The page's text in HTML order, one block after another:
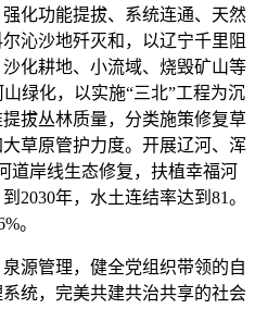
化功能提拔、系统连通、天然
沁沙地歼灭和，以辽宁千里阻
化耕地、小流域、烧毁矿山等
绿化，以实施“三北”工程为沉
拔丛林质量，分类施策修复草
草原管护力度。开展辽河、浑
道岸线生态修复，扶植幸福河
2030年，水土连结率达到81。
。
管理，健全党组织带领的自
统，完美共建共治共享的社会